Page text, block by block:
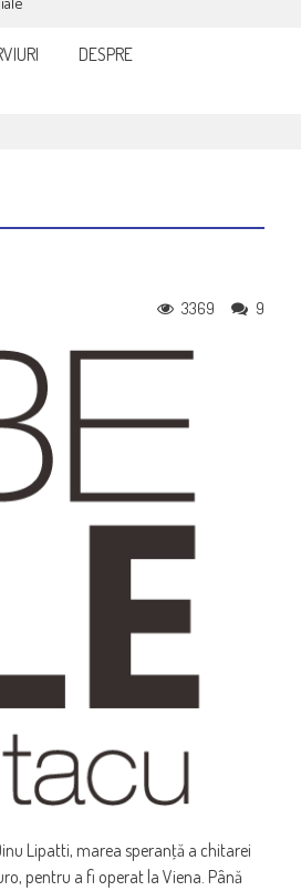
DESPRE
9
3369
Lipatti, marea speranţă a chitarei
pentru a fi operat la Viena. Până